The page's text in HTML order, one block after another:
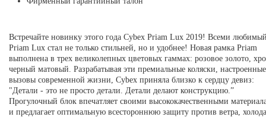
Встречайте новинку этого года Cybex Priam Lux 2019! Всеми
Priam Lux стал не только стильней, но и удобнее! Новая рамка Priam
выполнена в трех великолепных цветовых гаммах: розовое золото,
черный матовый. Разрабатывая эти премиальные коляски,
вызовы современной жизни, Cybex приняла близко к сердцу девиз:
"Детали - это не просто детали. Детали делают конструкцию.”
Прогулочный блок впечатляет своими высококачественными
и предлагает оптимальную всестороннюю защиту против ветра,